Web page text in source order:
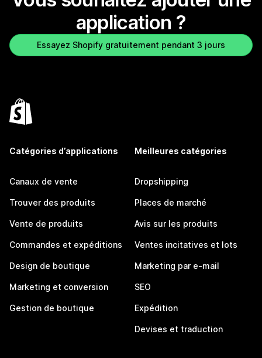
application ?
Essayez Shopify gratuitement pendant 3 jours
Catégories d’applications
Canaux de vente
Trouver des produits
Vente de produits
Commandes et expéditions
Design de boutique
Marketing et conversion
Gestion de boutique
Meilleures catégories
Dropshipping
Places de marché
Avis sur les produits
Ventes incitatives et lots
Marketing par e-mail
SEO
Expédition
Devises et traduction